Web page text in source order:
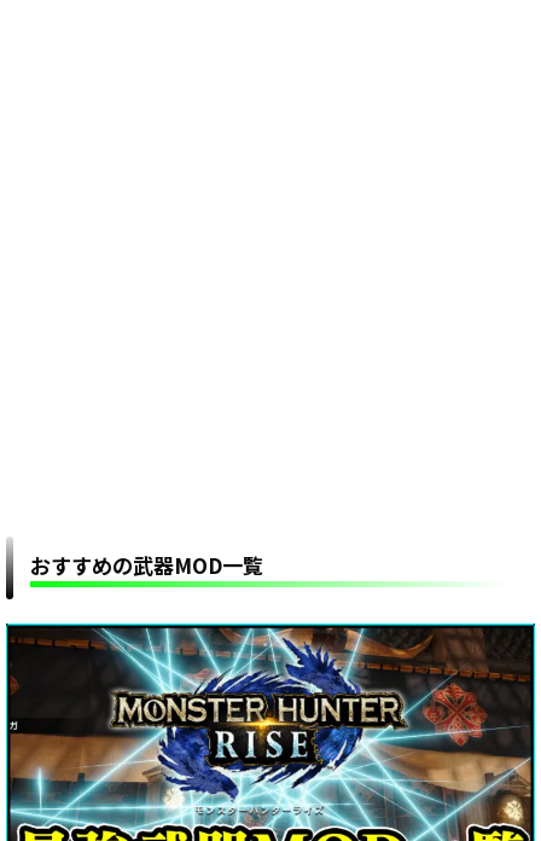
おすすめの武器MOD一覧